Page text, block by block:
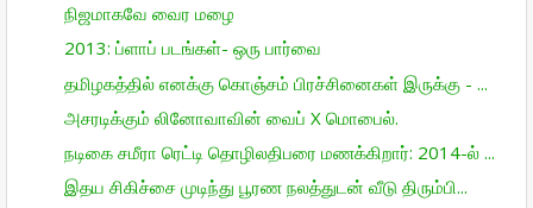
நிஜமாகவே வைர மழை
2013: ப்ளாப் படங்கள்- ஒரு பார்வை
தமிழகத்தில் எனக்கு கொஞ்சம் பிரச்சினைகள் இருக்கு - ...
அசரடிக்கும் லினோவாவின் வைப் X மொபைல்.
நடிகை சமீரா ரெட்டி தொழிலதிபரை மணக்கிறார்: 2014-ல் ...
இதய சிகிச்சை முடிந்து பூரண நலத்துடன் வீடு திரும்பி...